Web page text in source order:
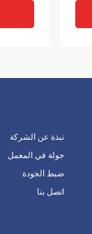
نبذة عن الشركة
جولة في المعمل
ضبط الجودة
اتصل بنا